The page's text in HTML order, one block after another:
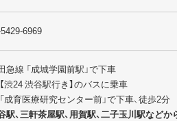
6969
急線 「成城学園前駅」で下車
渋24 渋谷駅行き】のバスに乗車
成育医療研究センター前」で下車、徒歩2分
駅、三軒茶屋駅、用賀駅、二子玉川駅など